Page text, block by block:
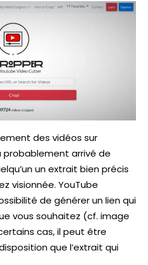
des vidéos sur
probablement arrivé de
un extrait bien précis
visionnée. YouTube
de générer un lien qui
vous souhaitez (cf. image
cas, il peut être
que l’extrait qui